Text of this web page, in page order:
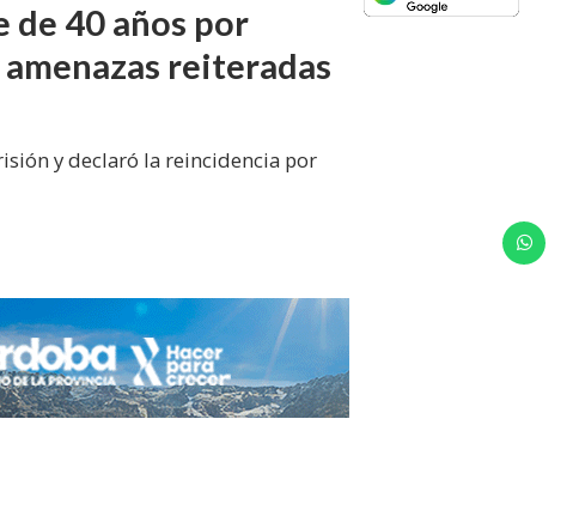
de 40 años por
reiteradas
y declaró la reincidencia por